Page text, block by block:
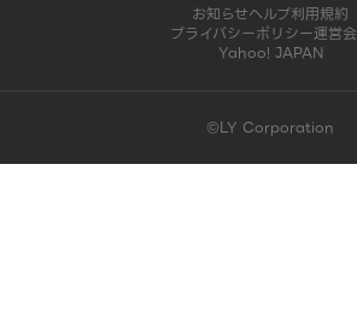
お知らせヘルプ利用規約
プライバシーポリシー運営
Yahoo! JAPAN
©LY Corporation
このコンテンツは掲載が終了しました |